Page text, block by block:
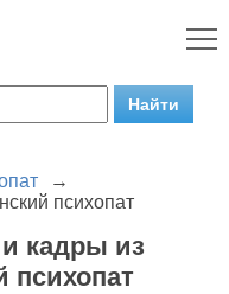
→
психопат
кадры из
психопат